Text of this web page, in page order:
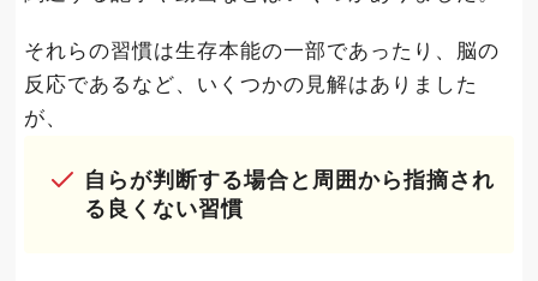
それらの習慣は生存本能の一部であったり、脳の
反応であるなど、いくつかの見解はありました
が、
自らが判断する場合と周囲から指摘され
る良くない習慣